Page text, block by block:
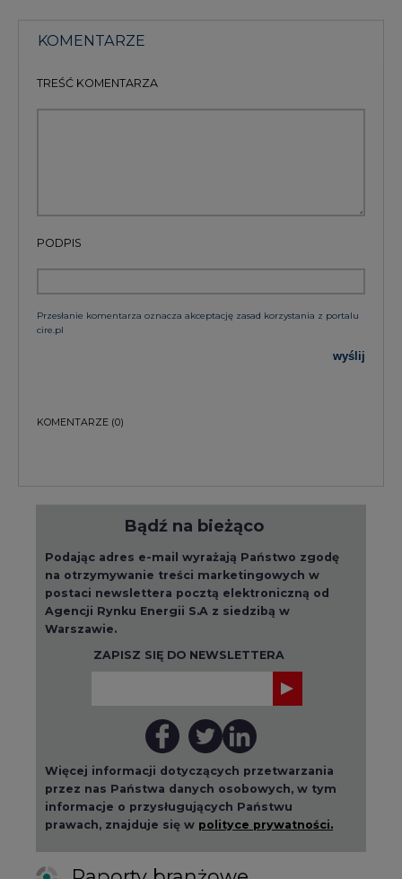
KOMENTARZE
TREŚĆ KOMENTARZA
PODPIS
Przesłanie komentarza oznacza akceptację zasad korzystania z portalu
cire.pl
wyślij
KOMENTARZE (0)
Bądź na bieżąco
Podając adres e-mail wyrażają Państwo zgodę
na otrzymywanie treści marketingowych w
postaci newslettera pocztą elektroniczną od
Agencji Rynku Energii S.A z siedzibą w
Warszawie.
ZAPISZ SIĘ DO NEWSLETTERA
Więcej informacji dotyczących przetwarzania
przez nas Państwa danych osobowych, w tym
informacje o przysługujących Państwu
prawach, znajduje się w polityce prywatności.